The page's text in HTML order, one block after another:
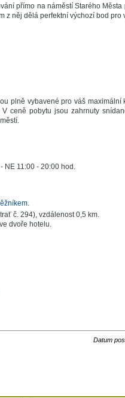
přímo na náměstí Starého
z něj dělá perfektní výchozí bod pro
plně vybavené pro váš maximální
ceně pobytu jsou zahrnuty
NE 11:00 - 20:00 hod.
.
č. 294), vzdálenost 0,5 km.
dvoře hotelu.
Datum